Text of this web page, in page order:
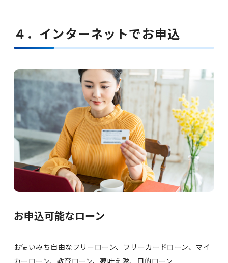
４．インターネットでお申込
お申込可能なローン
お使いみち自由なフリーローン、フリーカードローン、マイ